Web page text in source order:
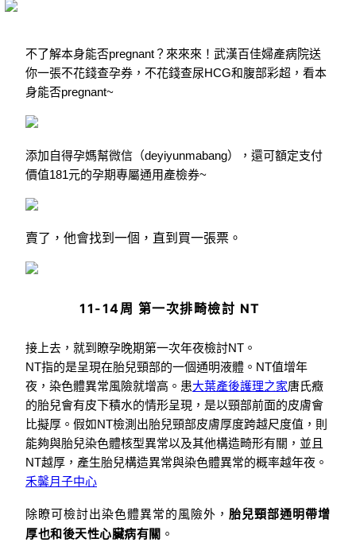
不了解本身能否pregnant？來來來！武漢百佳婦產病院送
你一張不花錢查孕券，不花錢查尿HCG和腹部彩超，看本
身能否pregnant~
添加自得孕媽幫微信（deyiyunmabang），還可額定支付
價值181元的孕期專屬通用產檢券~
賣了，他會找到一個，直到買一張票。
11-14周 第一次排畸檢討 NT
接上去，就到瞭孕晚期第一次年夜檢討NT。
NT指的是呈現在胎兒頸部的一個通明液體。NT值增年
夜，染色體異常風險就增高。患大葉產後護理之家唐氏癥
的胎兒會有皮下積水的情形呈現，是以頸部前面的皮膚會
比擬厚。假如NT檢測出胎兒頸部皮膚厚度跨越尺度值，則
能夠與胎兒染色體核型異常以及其他構造畸形有關，並且
NT越厚，產生胎兒構造異常與染色體異常的概率越年夜。
禾馨月子中心
除瞭可檢討出染色體異常的風險外， 胎兒頸部通明帶增
厚也和後天性心臟病有關 。